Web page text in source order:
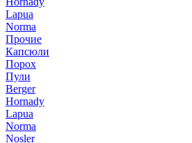
Lapua
Norma
Прочие
Капсюли
Порох
Пули
Berger
Hornady
Lapua
Norma
Nosler